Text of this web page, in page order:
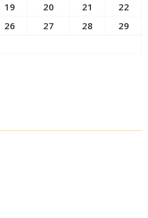
19 20 21
22
26 27 28
29